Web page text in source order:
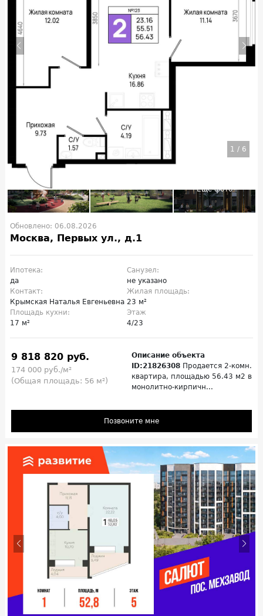
1 / 6
Обновлено: 06.08.2026
Москва, Первых ул., д.1
Ипотека:
да
Санузел:
не указано
Контакт:
Крымская Наталья Евгеньевна
Жилая площадь:
23 м²
Площадь кухни:
17 м²
Этаж
4/23
9 818 820 руб.
174 000 руб./м²
(Общая площадь: 56 м²)
Описание объекта
ID:21826308 Продается 2-комн.
квартира, площадью 56.43 м2 в
монолитно-кирпичн...
Позвоните мне